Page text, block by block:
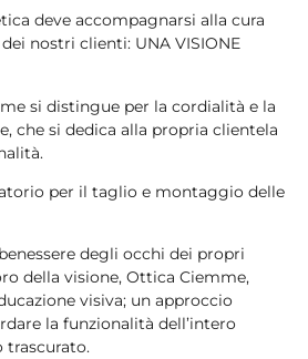
deve accompagnarsi alla cura
nostri clienti: UNA VISIONE
si distingue per la cordialità e la
che si dedica alla propria clientela
per il taglio e montaggio delle
degli occhi dei propri
della visione, Ottica Ciemme,
visiva; un approccio
la funzionalità dell’intero
trascurato.